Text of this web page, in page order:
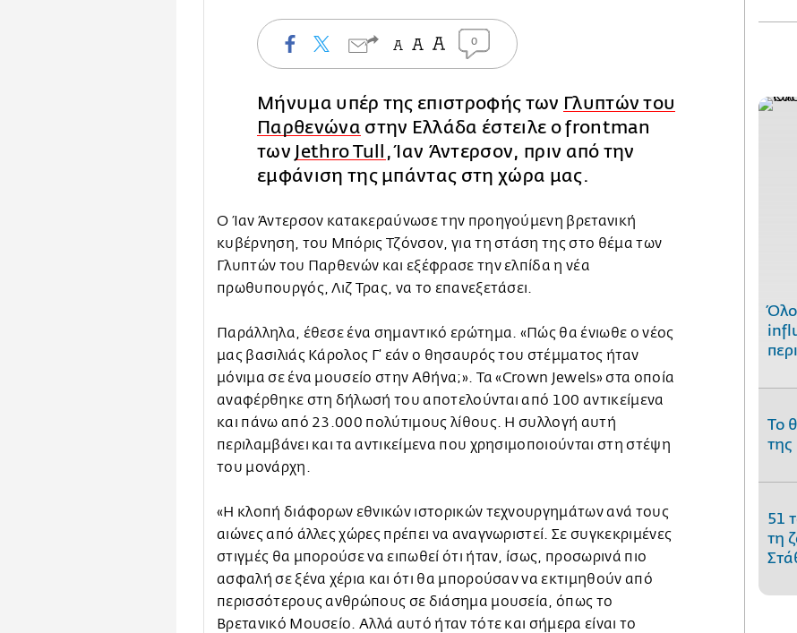
0
Μήνυμα υπέρ της επιστροφής των Γλυπτών του
Παρθενώνα στην Ελλάδα έστειλε ο frontman
των Jethro Tull , Ίαν Άντερσον, πριν από την
εμφάνιση της μπάντας στη χώρα μας.
Ο Ίαν Άντερσον κατακεραύνωσε την προηγούμενη βρετανική
κυβέρνηση, του Μπόρις Τζόνσον, για τη στάση της στο θέμα των
Γλυπτών του Παρθενών και εξέφρασε την ελπίδα η νέα
πρωθυπουργός, Λιζ Τρας, να το επανεξετάσει.
Παράλληλα, έθεσε ένα σημαντικό ερώτημα. «Πώς θα ένιωθε ο νέος
μας βασιλιάς Κάρολος Γ’ εάν ο θησαυρός του στέμματος ήταν
μόνιμα σε ένα μουσείο στην Αθήνα;». Τα «Crown Jewels» στα οποία
αναφέρθηκε στη δήλωσή του αποτελούνται από 100 αντικείμενα
και πάνω από 23.000 πολύτιμους λίθους. Η συλλογή αυτή
περιλαμβάνει και τα αντικείμενα που χρησιμοποιούνται στη στέψη
του μονάρχη.
«Η κλοπή διάφορων εθνικών ιστορικών τεχνουργημάτων ανά τους
αιώνες από άλλες χώρες πρέπει να αναγνωριστεί. Σε συγκεκριμένες
στιγμές θα μπορούσε να ειπωθεί ότι ήταν, ίσως, προσωρινά πιο
ασφαλή σε ξένα χέρια και ότι θα μπορούσαν να εκτιμηθούν από
περισσότερους ανθρώπους σε διάσημα μουσεία, όπως το
Βρετανικό Μουσείο. Αλλά αυτό ήταν τότε και σήμερα είναι το
Το
της
51
τη